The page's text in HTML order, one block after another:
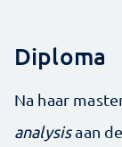
Diploma
Na haar
analysisaan